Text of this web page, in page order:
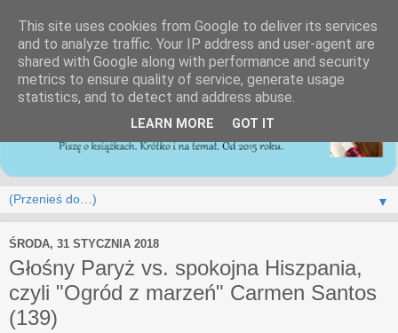
▼
ŚRODA, 31 STYCZNIA 2018
Głośny Paryż vs. spokojna Hiszpania,
czyli "Ogród z marzeń" Carmen Santos
(139)
This site uses cookies from Google to deliver its services
and to analyze traffic. Your IP address and user-agent are
shared with Google along with performance and security
metrics to ensure quality of service, generate usage
statistics, and to detect and address abuse.
LEARN MORE GOT IT